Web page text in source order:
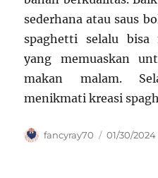
sederhana atau saus
spaghetti selalu
yang memuaskan
makan malam.
menikmati kreasi
Author
fancyray70
Posted
01/30/2024